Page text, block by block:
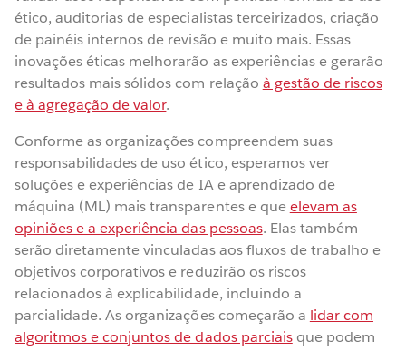
ético, auditorias de especialistas terceirizados, criação
de painéis internos de revisão e muito mais. Essas
inovações éticas melhorarão as experiências e gerarão
resultados mais sólidos com relação à gestão de riscos
e à agregação de valor.
Conforme as organizações compreendem suas
responsabilidades de uso ético, esperamos ver
soluções e experiências de IA e aprendizado de
máquina (ML) mais transparentes e queelevam as
opiniões e a experiência das pessoas. Elas também
serão diretamente vinculadas aos fluxos de trabalho e
objetivos corporativos e reduzirão os riscos
relacionados à explicabilidade, incluindo a
parcialidade. As organizações começarão a lidar com
algoritmos e conjuntos de dados parciaisque podem